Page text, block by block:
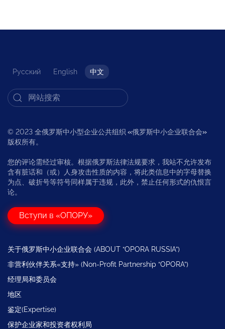
Русский English 中文
© 2023 全俄罗斯中小型企业公共组织 «俄罗斯中小企业联合会»
版权所有。
您的评论需经过审核。根据俄罗斯法律法规要求，我站不允许发布
含有脏话和（或）人身攻击性质的内容，将此类信息中的字母替换
为点、破折号等符号同样属于违规，此外，禁止任何形式的仇恨言
论。
Вступи в «ОПОРУ»
关于俄罗斯中小企业联合会 (ABOUT “OPORA RUSSIA”)
非营利伙伴关系«支持» (Non-Profit Partnership “OPORA”)
经理局和委员会
地区
鉴定(Expertise)
保护企业家和投资者权利局